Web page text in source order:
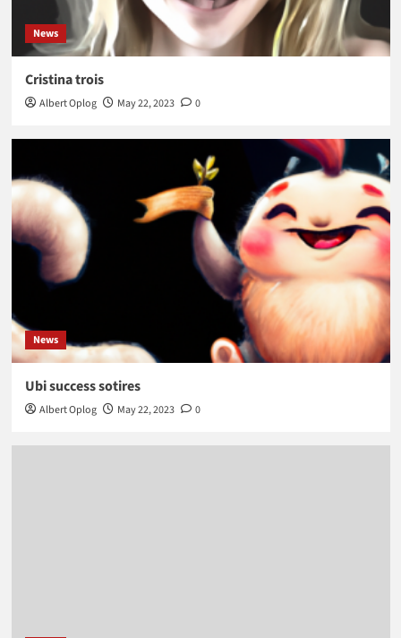
News
Cristina trois
Albert Oplog May 22, 2023 0
News
Ubi success sotires
Albert Oplog May 22, 2023 0